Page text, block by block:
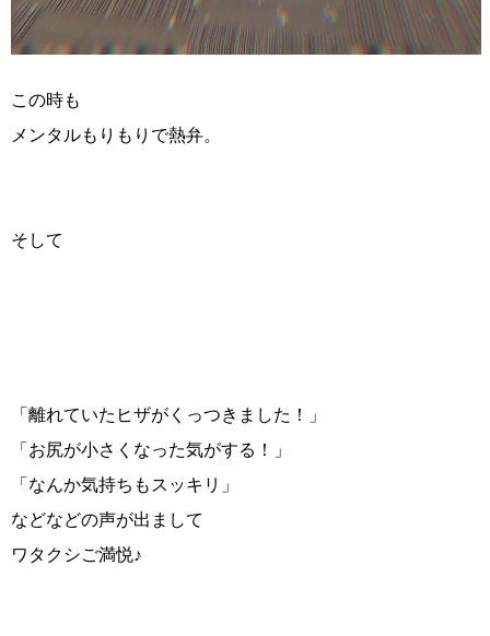
この時も
メンタルもりもりで熱弁。
そして
「離れていたヒザがくっつきました！」
「お尻が小さくなった気がする！」
「なんか気持ちもスッキリ」
などなどの声が出まして
ワタクシご満悦♪